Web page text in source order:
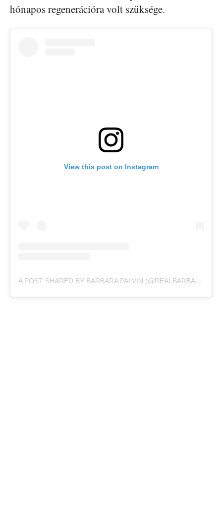
hónapos regenerációra volt szüksége.
View this post on Instagram
A POST SHARED BY BARBARA PALVIN (@REALBARBARAPALVIN)